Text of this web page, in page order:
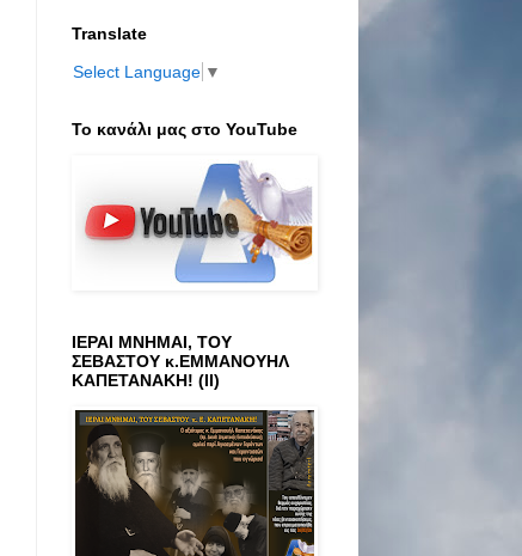
Translate
Select Language ▼
Το κανάλι μας στο ΥοuTube
ΙΕΡΑΙ ΜΝΗΜΑΙ, ΤΟΥ
ΣΕΒΑΣΤΟΥ κ.ΕΜΜΑΝΟΥΗΛ
ΚΑΠΕΤΑΝΑΚΗ! (ΙΙ)